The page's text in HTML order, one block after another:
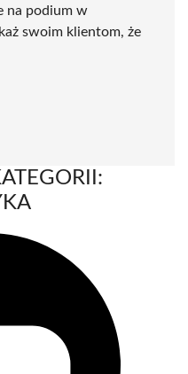
na podium w
swoim klientom, że